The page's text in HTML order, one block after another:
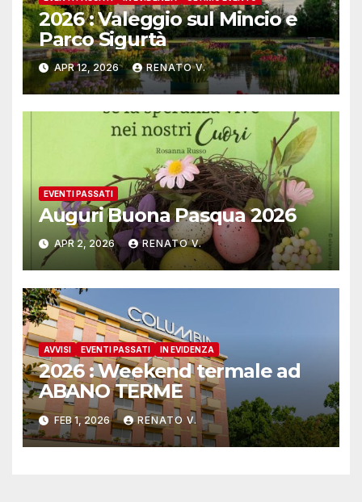
2026 : Valeggio sul Mincio e
Parco Sigurtà
APR 12, 2026 RENATO V.
EVENTI PASSATI
Auguri Buona Pasqua 2026
APR 2, 2026 RENATO V.
AVVISI EVENTI PASSATI IN EVIDENZA
2026 : Weekend termale ad
ABANO TERME
FEB 1, 2026 RENATO V.